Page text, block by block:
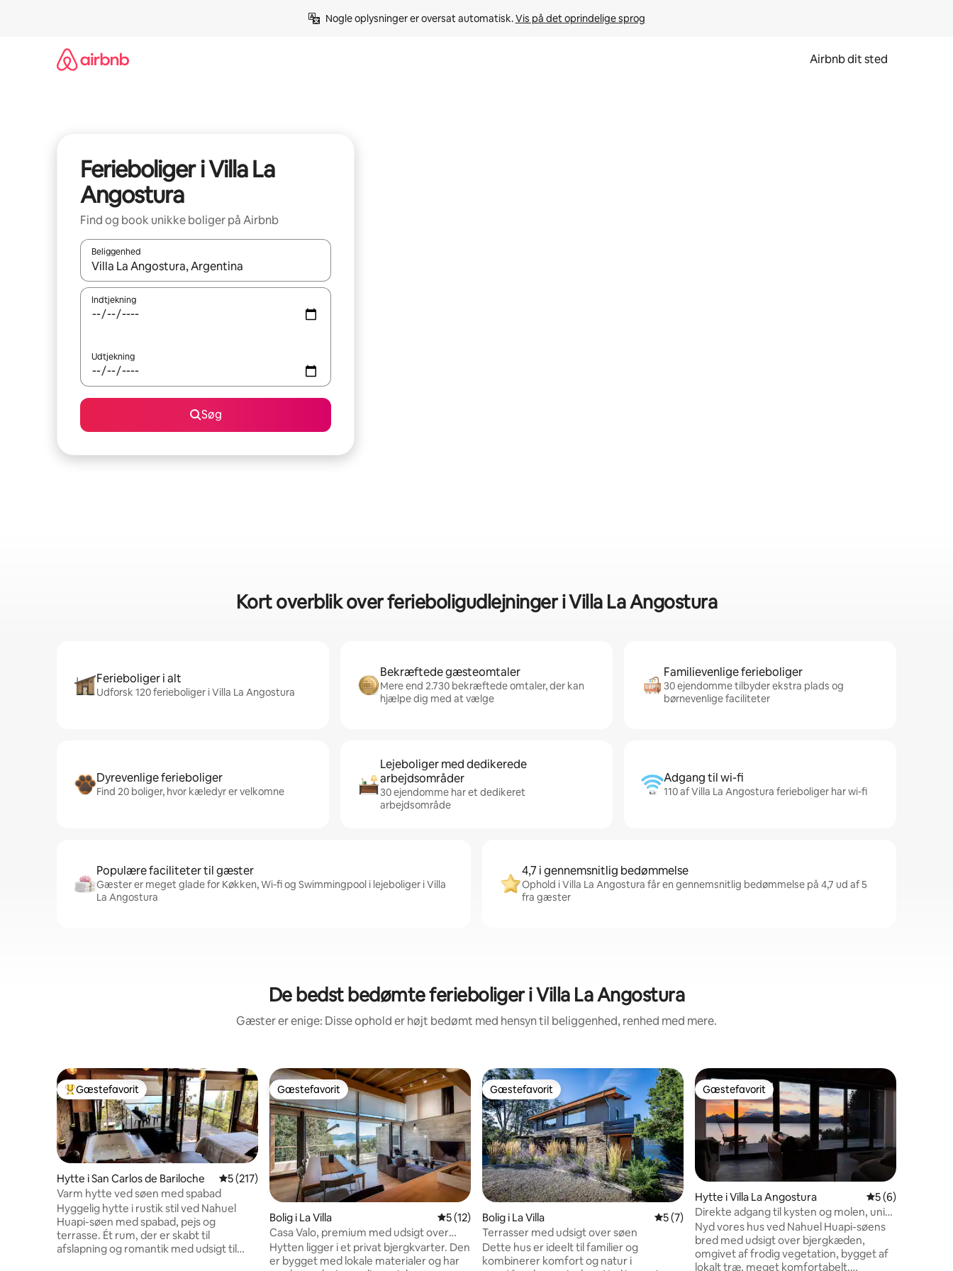
Nogle oplysninger er oversat automatisk. Vis på det oprindelige sprog
Airbnb dit sted
Ferieboliger i Villa La
Angostura
Find og book unikke boliger på Airbnb
Beliggenhed
Når resultaterne er tilgængelige, skal du navigere med piletasterne op og ned eller se mere ved at trykke eller stryge.
Indtjekning
Udtjekning
Søg
Kort overblik over ferieboligudlejninger i Villa La Angostura
Ferieboliger i alt
Udforsk 120 ferieboliger i Villa La Angostura
Bekræftede gæsteomtaler
Mere end 2.730 bekræftede omtaler, der kan
hjælpe dig med at vælge
Familievenlige ferieboliger
30 ejendomme tilbyder ekstra plads og
børnevenlige faciliteter
Dyrevenlige ferieboliger
Find 20 boliger, hvor kæledyr er velkomne
Lejeboliger med dedikerede
arbejdsområder
30 ejendomme har et dedikeret
arbejdsområde
Adgang til wi-fi
110 af Villa La Angostura ferieboliger har wi-fi
Populære faciliteter til gæster
Gæster er meget glade for Køkken, Wi-fi og Swimmingpool i lejeboliger i Villa
La Angostura
4,7 i gennemsnitlig bedømmelse
Ophold i Villa La Angostura får en gennemsnitlig bedømmelse på 4,7 ud af 5
fra gæster
De bedst bedømte ferieboliger i Villa La Angostura
Gæster er enige: Disse ophold er højt bedømt med hensyn til beliggenhed, renhed med mere.
Bedste gæstefavorit
Gæstefavorit
Hytte i San Carlos de Bariloche 5 ud af 5 i gennemsnitlig bedømmelse, 217 omtaler
5 (217)
Varm hytte ved søen med spabad
Hyggelig hytte i rustik stil ved Nahuel
Huapi-søen med spabad, pejs og
terrasse. Ét rum, der er skabt til
afslapning og romantik med udsigt til
Gæstefavorit
Gæstefavorit
Bolig i La Villa 5 ud af 5 i gennemsnitlig bedømmelse, 12 omtaler
5 (12)
Casa Valo, premium med udsigt over
søen
Hytten ligger i et privat bjergkvarter. Den
er bygget med lokale materialer og har
Gæstefavorit
Gæstefavorit
Bolig i La Villa 5 ud af 5 i gennemsnitlig bedømmelse, 7 omtaler
5 (7)
Terrasser med udsigt over søen
Dette hus er ideelt til familier og
kombinerer komfort og natur i
Gæstefavorit
Gæstefavorit
Hytte i Villa La Angostura 5 ud af 5 i
5 (6)
Direkte adgang til kysten og molen, unik
udsigt.
Nyd vores hus ved Nahuel Huapi-søens
bred med udsigt over bjergkæden,
omgivet af frodig vegetation, bygget af
lokalt træ, meget komfortabelt,